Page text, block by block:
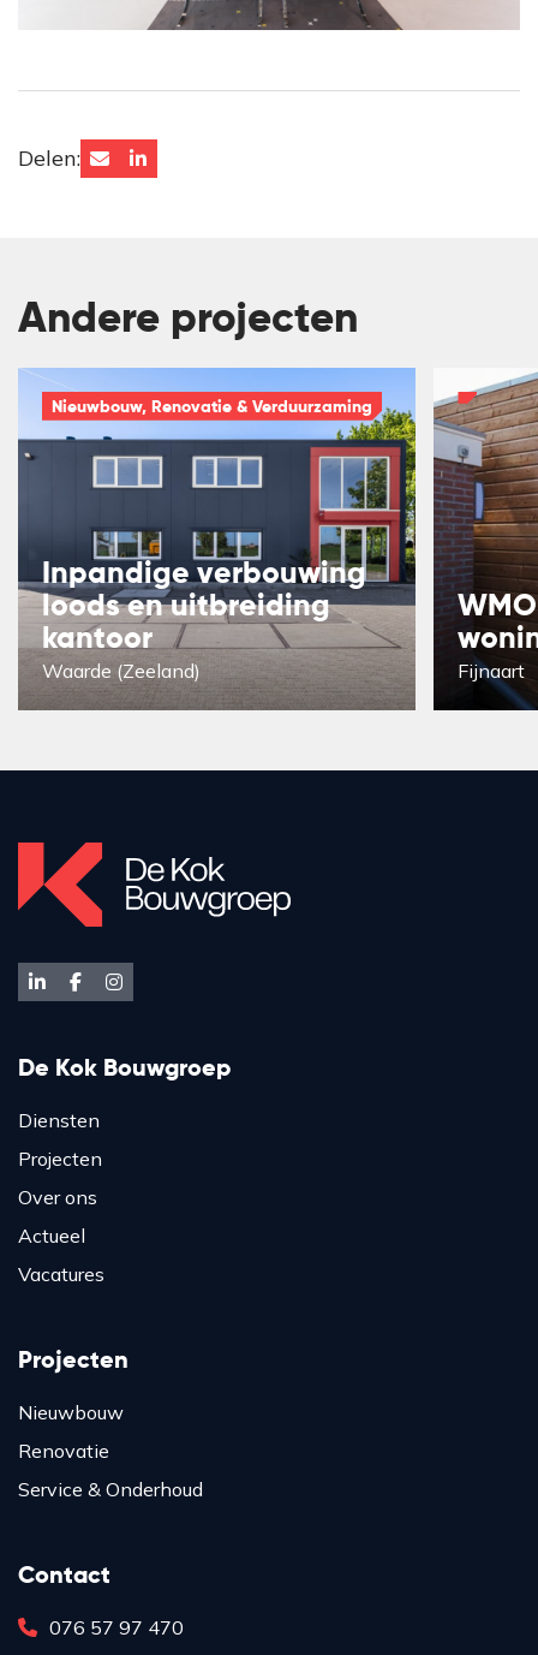
Delen:
Andere projecten
Nieuwbouw, Renovatie & Verduurzaming
Inpandige verbouwing
loods en uitbreiding
kantoor
Waarde (Zeeland) Fijnaart
De Kok Bouwgroep
Diensten
Projecten
Over ons
Actueel
Vacatures
Projecten
Nieuwbouw
Renovatie
Service & Onderhoud
Contact
076 57 97 470